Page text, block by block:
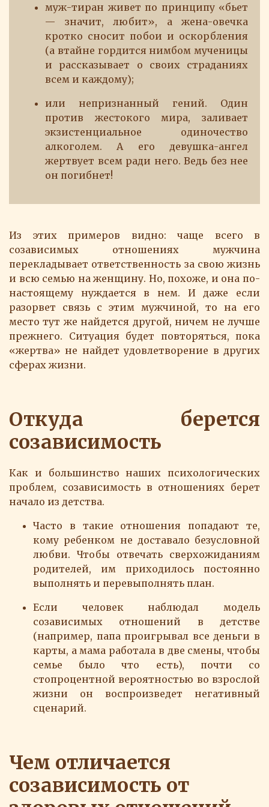
муж-тиран живет по принципу «бьет
— значит, любит», а жена-овечка
кротко сносит побои и оскорбления
(а втайне гордится нимбом мученицы
и рассказывает о своих страданиях
всем и каждому);
или непризнанный гений. Один
против жестокого мира, заливает
экзистенциальное одиночество
алкоголем. А его девушка-ангел
жертвует всем ради него. Ведь без нее
он погибнет!
Из этих примеров видно: чаще всего в
созависимых отношениях мужчина
перекладывает ответственность за свою жизнь
и всю семью на женщину. Но, похоже, и она по-
настоящему нуждается в нем. И даже если
разорвет связь с этим мужчиной, то на его
место тут же найдется другой, ничем не лучше
прежнего. Ситуация будет повторяться, пока
«жертва» не найдет удовлетворение в других
сферах жизни.
Откуда берется
созависимость
Как и большинство наших психологических
проблем, созависимость в отношениях берет
начало из детства.
Часто в такие отношения попадают те,
кому ребенком не доставало безусловной
любви. Чтобы отвечать сверхожиданиям
родителей, им приходилось постоянно
выполнять и перевыполнять план.
Если человек наблюдал модель
созависимых отношений в детстве
(например, папа проигрывал все деньги в
карты, а мама работала в две смены, чтобы
семье было что есть), почти со
стопроцентной вероятностью во взрослой
жизни он воспроизведет негативный
сценарий.
Чем отличается
созависимость от